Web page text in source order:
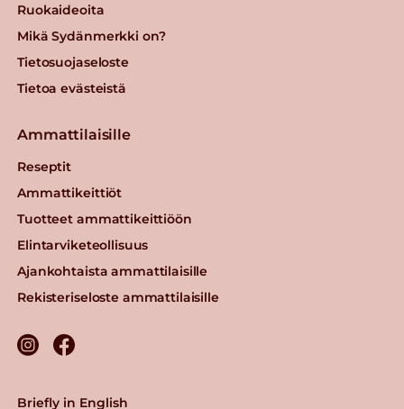
Ruokaideoita
Mikä Sydänmerkki on?
Tietosuojaseloste
Tietoa evästeistä
Ammattilaisille
Reseptit
Ammattikeittiöt
Tuotteet ammattikeittiöön
Elintarviketeollisuus
Ajankohtaista ammattilaisille
Rekisteriseloste ammattilaisille
Briefly in English